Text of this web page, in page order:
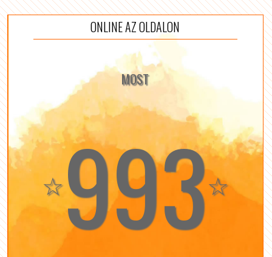
ONLINE AZ OLDALON
MOST
☆993☆